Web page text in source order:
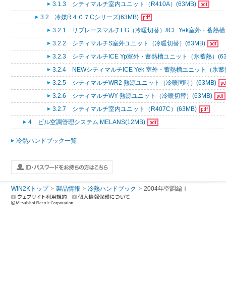
3.1.3 シティマルチ室内ユニット（R410A）(63MB)
3.2 冷媒R４０７Cシリーズ(63MB)
3.2.1 リプレースマルチEG（冷暖切替）/ICE Yek室外・蓄熱
3.2.2 シティマルチS室外ユニット（冷暖切替）(63MB)
3.2.3 シティマルチICE Yp室外・蓄熱槽ユニット（氷蓄熱）
3.2.4 NEWシティマルチICE Yek 室外・蓄熱槽ユニット（氷蓄
3.2.5 シティマルチWR2 熱源ユニット（冷暖同時）(63MB)
3.2.6 シティマルチWY 熱源ユニット（冷暖切替）(63MB)
3.2.7 シティマルチ室内ユニット（R407C）(63MB)
4 ビル空調管理システム MELANS(12MB)
冷熱ハンドブック一覧
WIN2Kトップ 製品情報 冷熱ハンドブック 2004年空調編Ⅰ